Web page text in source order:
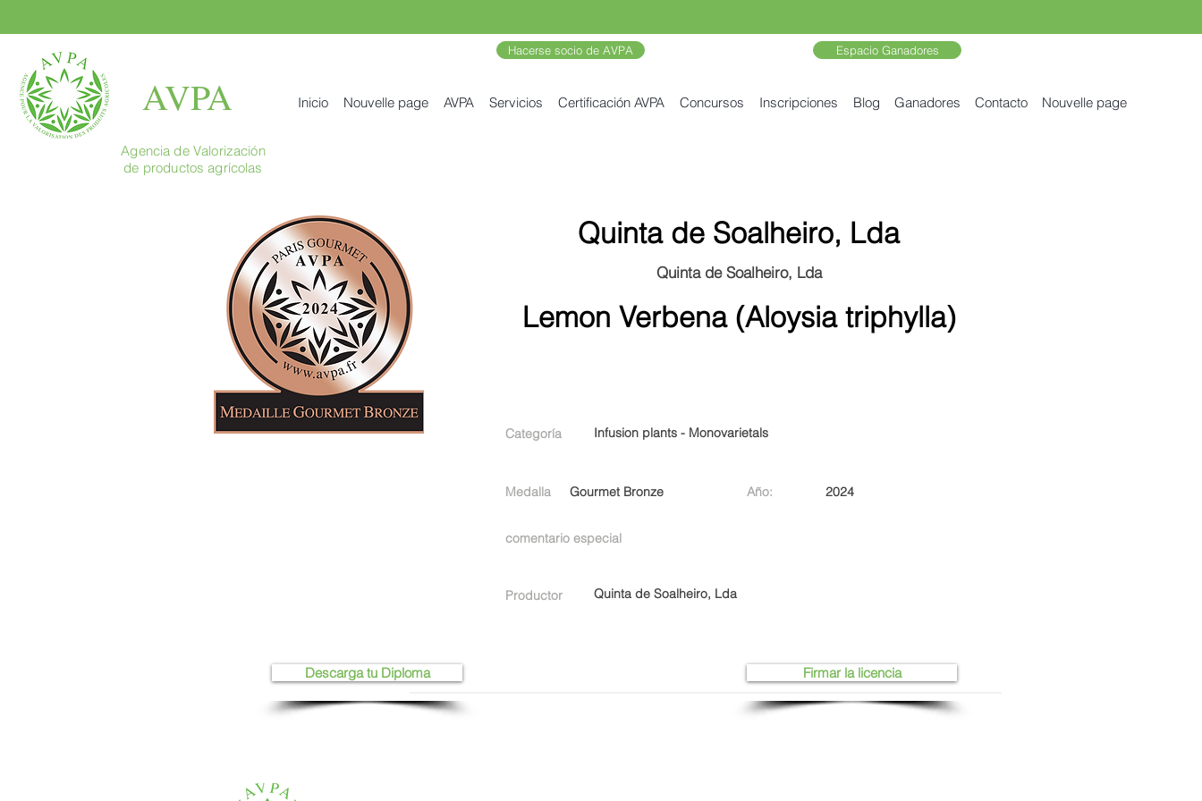
AVPA
Hacerse socio de AVPA Espacio Ganadores
Inicio Nouvelle page AVPA Servicios Certificación AVPA Concursos Inscripciones Blog Ganadores Contacto Nouvelle page
Agencia de Valorización
de productos agrícolas
Quinta de Soalheiro, Lda
Quinta de Soalheiro, Lda
Lemon Verbena (Aloysia triphylla)
Categoría Infusion plants - Monovarietals
Medalla Gourmet Bronze Año: 2024
comentario especial
Productor Quinta de Soalheiro, Lda
Firmar la licencia
Descarga tu Diploma